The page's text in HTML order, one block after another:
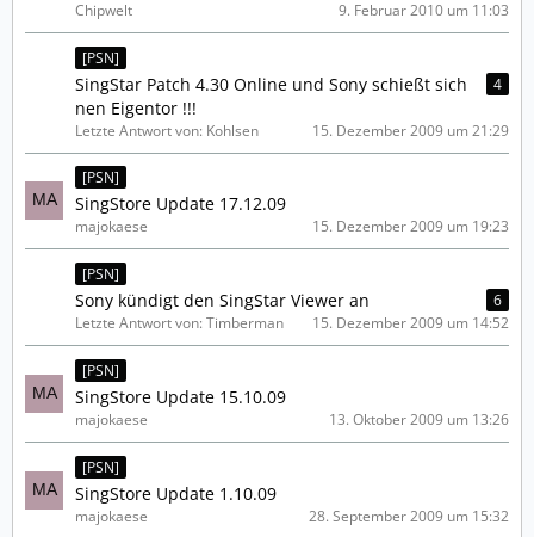
Chipwelt 9. Februar 2010 um 11:03
[PSN]
SingStar Patch 4.30 Online und Sony schießt sich
nen Eigentor !!!
4
Letzte Antwort von: Kohlsen 15. Dezember 2009 um 21:29
[PSN]
SingStore Update 17.12.09
majokaese 15. Dezember 2009 um 19:23
[PSN]
Sony kündigt den SingStar Viewer an
6
Letzte Antwort von: Timberman
15. Dezember 2009 um 14:52
[PSN]
SingStore Update 15.10.09
majokaese 13. Oktober 2009 um 13:26
[PSN]
SingStore Update 1.10.09
majokaese 28. September 2009 um 15:32